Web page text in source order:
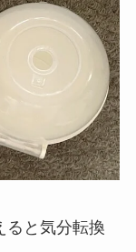
ると気分転換